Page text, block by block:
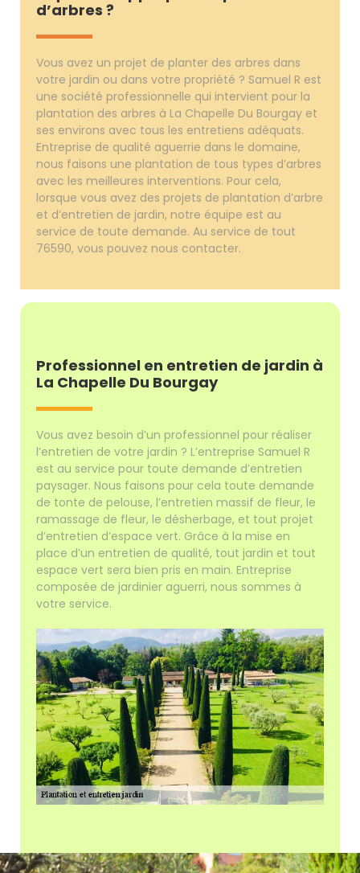
d’arbres ?
Vous avez un projet de planter des arbres dans
votre jardin ou dans votre propriété ? Samuel R est
une société professionnelle qui intervient pour la
plantation des arbres à La Chapelle Du Bourgay et
ses environs avec tous les entretiens adéquats.
Entreprise de qualité aguerrie dans le domaine,
nous faisons une plantation de tous types d’arbres
avec les meilleures interventions. Pour cela,
lorsque vous avez des projets de plantation d’arbre
et d’entretien de jardin, notre équipe est au
service de toute demande. Au service de tout
76590, vous pouvez nous contacter.
Professionnel en entretien de jardin à
La Chapelle Du Bourgay
Vous avez besoin d’un professionnel pour réaliser
l’entretien de votre jardin ? L’entreprise Samuel R
est au service pour toute demande d’entretien
paysager. Nous faisons pour cela toute demande
de tonte de pelouse, l’entretien massif de fleur, le
ramassage de fleur, le désherbage, et tout projet
d’entretien d’espace vert. Grâce à la mise en
place d’un entretien de qualité, tout jardin et tout
espace vert sera bien pris en main. Entreprise
composée de jardinier aguerri, nous sommes à
votre service.